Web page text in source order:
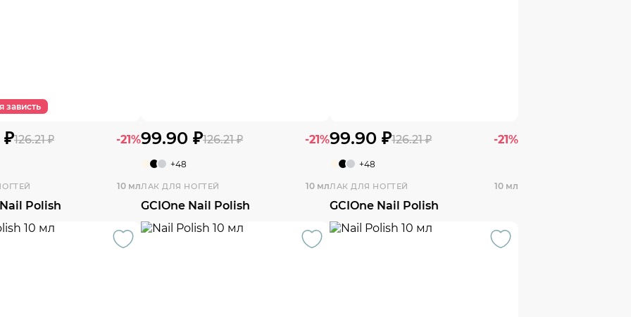
зависть
₽126.21 ₽ -21%
10 мл
Polish
99.90 ₽126.21 ₽ -21%
+48
ЛАК ДЛЯ НОГТЕЙ 10 мл
GCIOne Nail Polish
99.90 ₽126.21 ₽ -21%
+48
ЛАК ДЛЯ НОГТЕЙ 10 мл
GCIOne Nail Polish